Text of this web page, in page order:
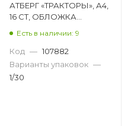
АТБЕРГ «ТРАКТОРЫ», А4,
16 СТ, ОБЛОЖКА
98503-696-1
Есть в наличии: 9
Код — 107882
Варианты упаковок —
1/30